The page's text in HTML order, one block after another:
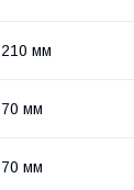
210 мм
70 мм
70 мм